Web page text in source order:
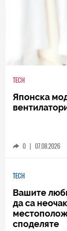
TECH
Японска
0 | 07.08.2026
TECH
Вашите
да са
споделяте